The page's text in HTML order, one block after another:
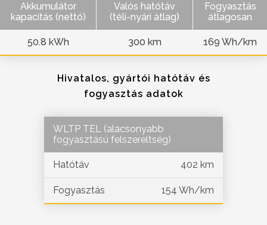
Akkumulátor
kapacitás (nettó)
Valós hatótáv
(téli-nyári átlag)
Fogyasztás
átlagosan
50.8 kWh 300 km 169 Wh/km
Hivatalos, gyártói hatótáv és
fogyasztás adatok
WLTP TEL (alacsonyabb
fogyasztású felszereltség)
Hatótáv 402 km
Fogyasztás 154 Wh/km